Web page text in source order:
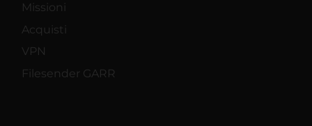
Missioni
Acquisti
VPN
Filesender GARR